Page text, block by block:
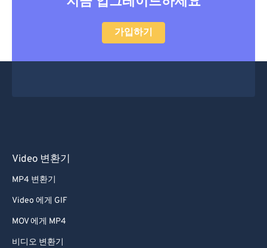
가입하기
Video 변환기
MP4 변환기
Video 에게 GIF
MOV 에게 MP4
비디오 변환기